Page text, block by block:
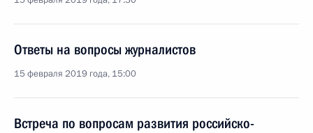
Ответы на вопросы журналистов
15 февраля 2019 года, 15:00
Встреча по вопросам развития российско-